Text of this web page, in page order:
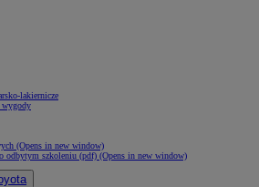
lakiernicze
wygody
(Opens in new window)
odbytym szkoleniu (pdf) (Opens in new window)